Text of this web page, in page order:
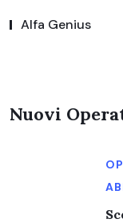
Alfa Genius
Nuovi